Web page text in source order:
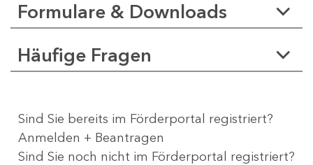
Formulare & Downloads
Häufige Fragen
Sind Sie bereits im Förderportal registriert?
Anmelden + Beantragen
Sind Sie noch nicht im Förderportal registriert?